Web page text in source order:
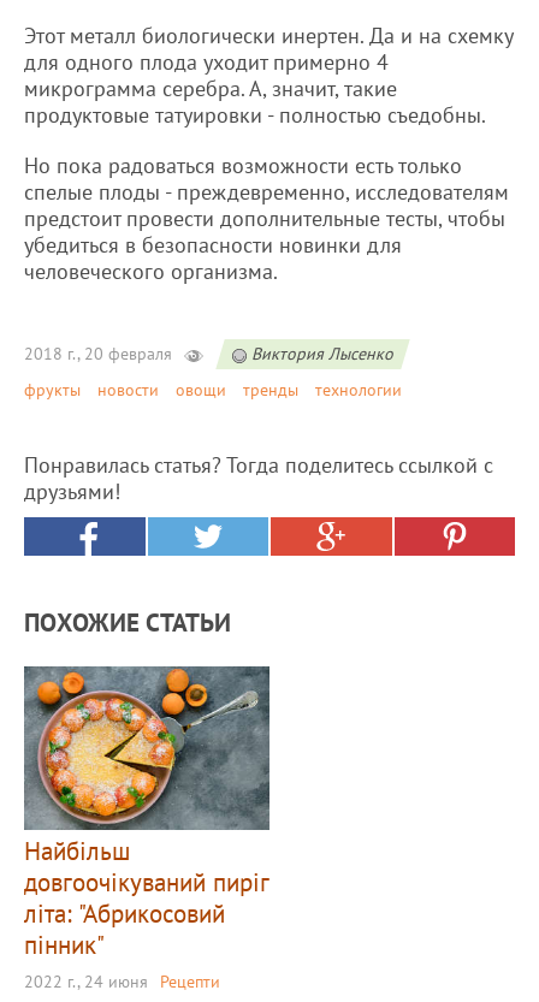
Этот металл биологически инертен. Да и на схемку
для одного плода уходит примерно 4
микрограмма серебра. А, значит, такие
продуктовые татуировки - полностью съедобны.
Но пока радоваться возможности есть только
спелые плоды - преждевременно, исследователям
предстоит провести дополнительные тесты, чтобы
убедиться в безопасности новинки для
человеческого организма.
2018 г., 20 февраля
Виктория Лысенко
фрукты
новости овощи тренды технологии
Понравилась статья? Тогда поделитесь ссылкой с
друзьями!
ПОХОЖИЕ СТАТЬИ
Найбільш
довгоочікуваний пиріг
літа: "Абрикосовий
пінник"
2022 г., 24 июня Рецепти